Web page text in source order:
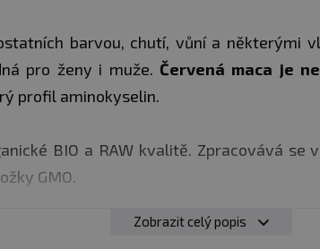
barvou, chutí, vůní a některými
pro ženy i muže. Červená maca je
profil aminokyselin.
BIO a RAW kvalitě. Zpracovává se
GMO.
Zobrazit celý popis